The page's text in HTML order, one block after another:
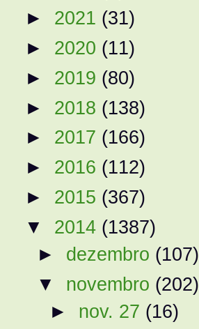
► 2021 (31)
► 2020 (11)
► 2019 (80)
► 2018 (138)
► 2017 (166)
► 2016 (112)
► 2015 (367)
▼ 2014 (1387)
► dezembro (107)
▼ novembro (202)
► nov. 27 (16)